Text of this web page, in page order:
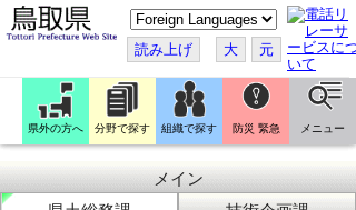
こ
の
ペ
ー
ジ
翻
訳
す
読み上げ 大 元
県外の方へ 分野で探す 組織で探す 防災 緊急 メニュー
メイン